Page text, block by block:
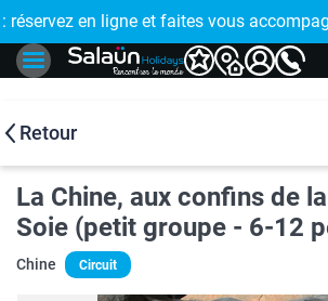
!
: réservez en ligne et faites vous
Retour
La Chine, aux confins de
Soie (petit groupe - 6-12
Chine Circuit